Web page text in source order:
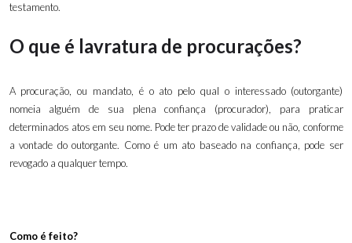
testamento.
O que é lavratura de procurações?
A procuração, ou mandato, é o ato pelo qual o interessado (outorgante)
nomeia alguém de sua plena confiança (procurador), para praticar
determinados atos em seu nome. Pode ter prazo de validade ou não, conforme
a vontade do outorgante. Como é um ato baseado na confiança, pode ser
revogado a qualquer tempo.
Como é feito?